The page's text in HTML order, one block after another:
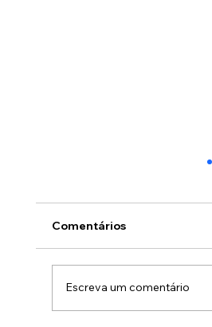
Comentários
Escreva um comentário